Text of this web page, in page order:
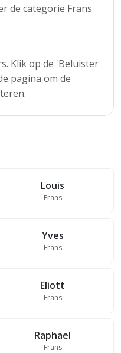
de categorie Frans
Klik op de 'Beluister
pagina om de
Louis
Frans
Yves
Frans
Eliott
Frans
Raphael
Frans